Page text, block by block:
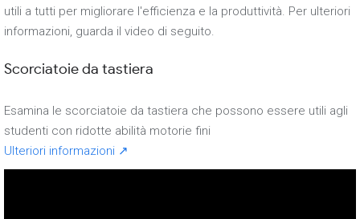
utili a tutti per migliorare l'efficienza e la produttività. Per ulteriori
informazioni, guarda il video di seguito.
Scorciatoie da tastiera
Esamina le scorciatoie da tastiera che possono essere utili agli
studenti con ridotte abilità motorie fini
Ulteriori informazioni ↗